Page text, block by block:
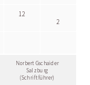
12
2
Norbert Gschaider
Salzburg
(Schriftführer)